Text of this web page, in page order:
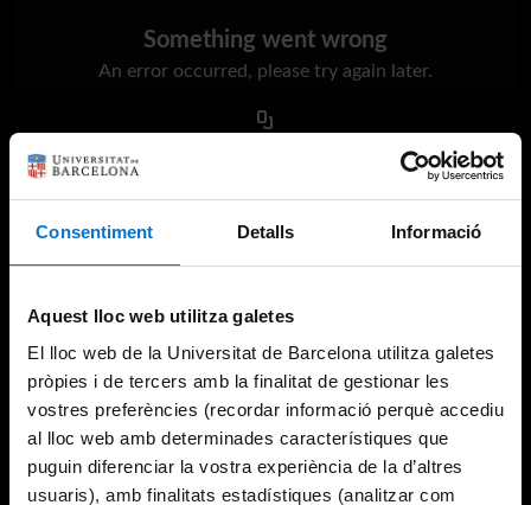
Consentiment Detalls Informació
Aquest lloc web utilitza galetes
El lloc web de la Universitat de Barcelona utilitza galetes
pròpies i de tercers amb la finalitat de gestionar les
vostres preferències (recordar informació perquè accediu
al lloc web amb determinades característiques que
puguin diferenciar la vostra experiència de la d’altres
usuaris), amb finalitats estadístiques (analitzar com
Something went wrong
An error occurred, please try again later.